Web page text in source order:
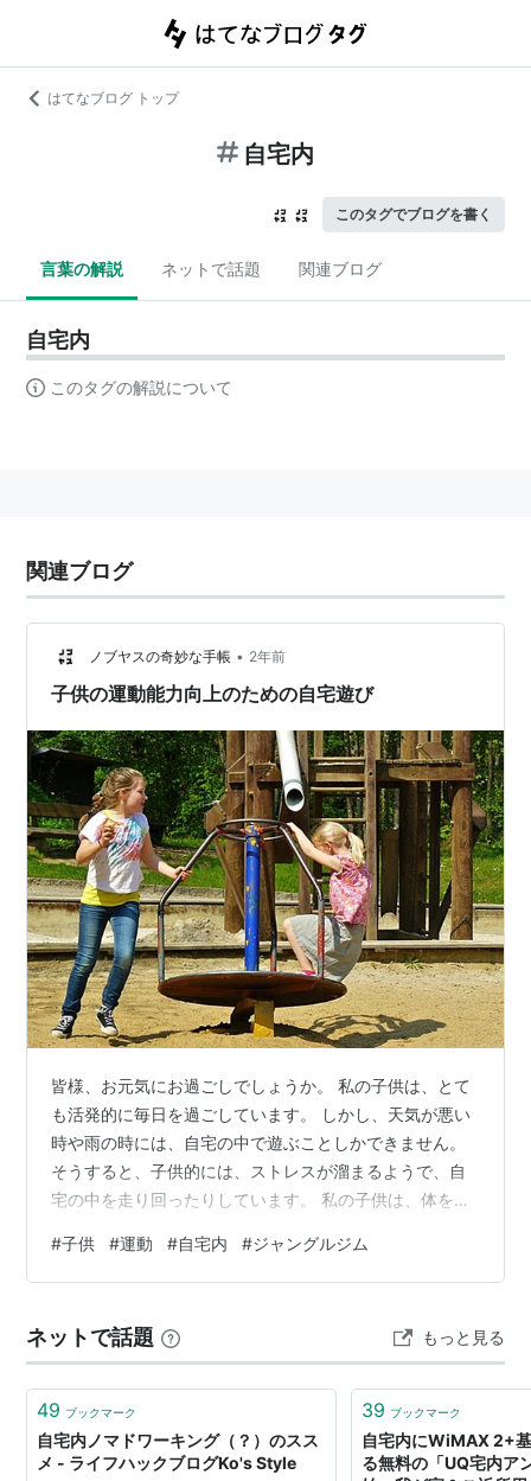
はてなブログ トップ
自宅内
このタグでブログを書く
言葉の解説 ネットで話題 関連ブログ
自宅内
このタグの解説について
関連ブログ
ノブヤスの奇妙な手帳 • 2年前
子供の運動能力向上のための自宅遊び
皆様、お元気にお過ごしでしょうか。 私の子供は、とて
も活発的に毎日を過ごしています。 しかし、天気が悪い
時や雨の時には、自宅の中で遊ぶことしかできません。
そうすると、子供的には、ストレスが溜まるようで、自
宅の中を走り回ったりしています。 私の子供は、体を動
以下のブログに紹介しています。
nobuyasuhandbook.hatenablog.com 今回は、そんなジ
しているかを紹介したいと思います。 Contents（目次）
自宅の中で遊べるジャングルジム 自宅の中でできる平均
台遊び 子供の…
#子供 #運動 #自宅内 #ジャングルジム
ネットで話題 もっと見る
49 ブックマーク
自宅内ノマドワーキング（？）のスス
メ - ライフハックブログKo's Style
39 ブックマーク
自宅内にWiMAX 2+
る無料の「UQ宅内ア